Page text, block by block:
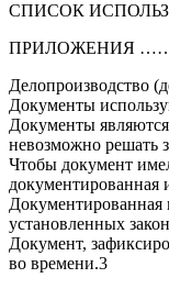
СПИСОК
ПРИЛОЖЕНИЯ
Делопроизводство
Документы
Документы
невозможно решать
Чтобы документ
установленных
Документ,
во времени.3